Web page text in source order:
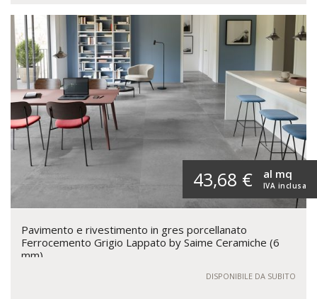
43,68 € IVA inclusa
al mq
Pavimento e rivestimento in gres porcellanato
Ferrocemento Grigio Lappato by Saime Ceramiche (6
mm)
DISPONIBILE DA SUBITO